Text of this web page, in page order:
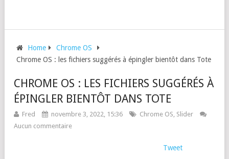
Home
Chrome OS
Chrome OS : les fichiers suggérés à épingler bientôt dans Tote
CHROME OS : LES FICHIERS SUGGÉRÉS À
ÉPINGLER BIENTÔT DANS TOTE
Fred novembre 3, 2022, 15:36 Chrome OS, Slider
Aucun commentaire
Tweet